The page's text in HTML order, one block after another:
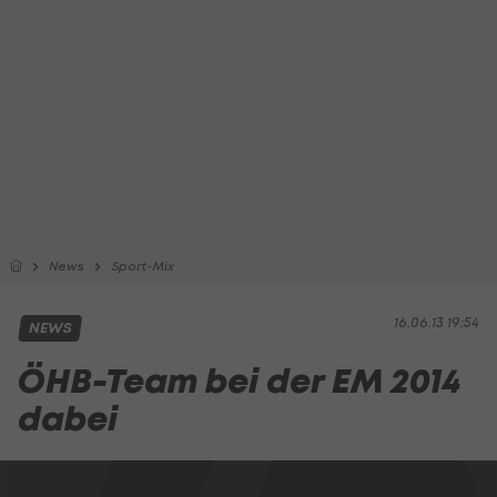
News Sport-Mix
16.06.13 19:54
NEWS
ÖHB-Team bei der EM 2014
dabei